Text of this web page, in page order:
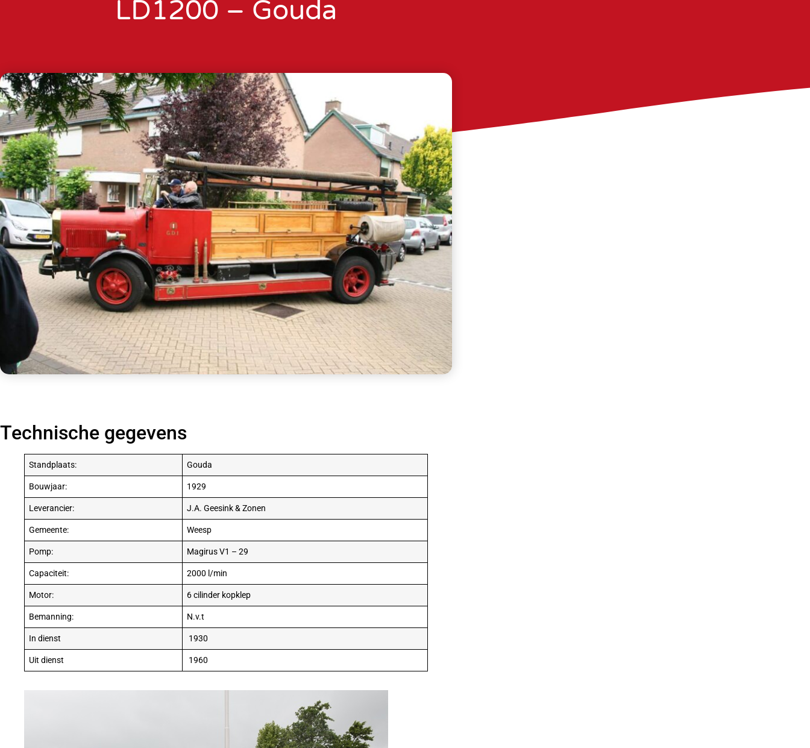
LD1200 – Gouda
Technische gegevens
Standplaats: Gouda
Bouwjaar: 1929
Leverancier: J.A. Geesink & Zonen
Gemeente: Weesp
Pomp: Magirus V1 – 29
Capaciteit: 2000 l/min
Motor: 6 cilinder kopklep
Bemanning: N.v.t
In dienst 1930
Uit dienst 1960